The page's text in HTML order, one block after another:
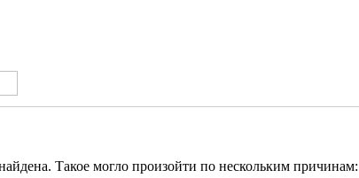
Такое могло произойти по нескольким причинам: